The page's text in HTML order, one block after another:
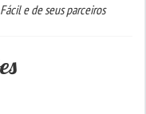
e de seus parceiros